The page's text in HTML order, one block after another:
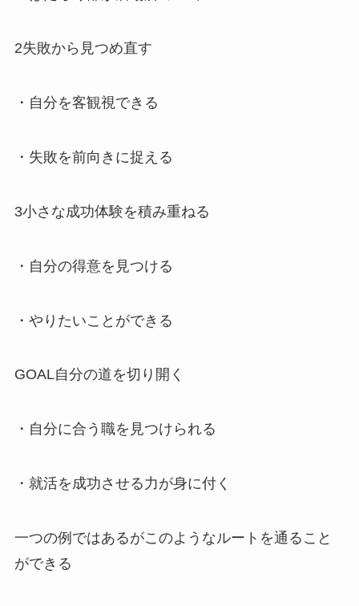
2失敗から見つめ直す
・自分を客観視できる
・失敗を前向きに捉える
3小さな成功体験を積み重ねる
・自分の得意を見つける
・やりたいことができる
GOAL自分の道を切り開く
・自分に合う職を見つけられる
・就活を成功させる力が身に付く
一つの例ではあるがこのようなルートを通ること
ができる